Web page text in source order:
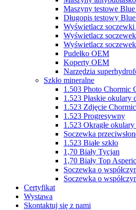
Maszyny testowe
Długopis testowy
Wyświetlacz soczewki
Wyświetlacz
Wyświetlacz
Pudełko OEM
Koperty OEM
Narzędzia
Szkło mineralne
1.503 Photo Chormic
1.523 Płaskie okulary
1.523 Zdjęcie
1.523 Progresywny
1.523 Okrągłe
Soczewka
1.523 Białe szkło
1,70 Biały Tycjan
1,70 Biały Top Asperic
Soczewka o
Soczewka o
Certyfikat
Wystawa
Skontaktuj się z nami